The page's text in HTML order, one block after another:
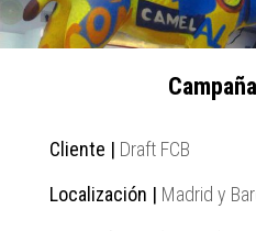
Cliente | Draft FCB
Localización | Madrid y